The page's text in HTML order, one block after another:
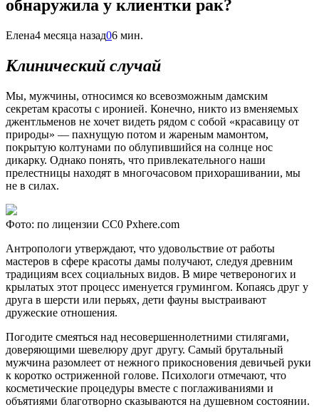
обнаружила у клиентки рак?
Елена4 месяца назад06 мин.
Клинический случай
Мы, мужчины, относимся ко всевозможным дамским
секретам красоты с иронией. Конечно, никто из вменяемых
джентльменов не хочет видеть рядом с собой «красавицу от
природы» — пахнущую потом и жареным мамонтом,
покрытую колтунами по облупившийся на солнце нос
дикарку. Однако понять, что привлекательного наши
прелестницы находят в многочасовом прихорашивании, мы
не в силах.
Фото: по лицензии CC0 Pxhere.com
Антропологи утверждают, что удовольствие от работы
мастеров в сфере красоты дамы получают, следуя древним
традициям всех социальных видов. В мире четвероногих и
крылатых этот процесс именуется грумингом. Копаясь друг у
друга в шерсти или перьях, дети фауны выстраивают
дружеские отношения.
Погодите смеяться над несовершеннолетними стилягами,
доверяющими шевелюру друг другу. Самый брутальный
мужчина разомлеет от нежного прикосновения девичьей руки
к коротко остриженной голове. Психологи отмечают, что
косметические процедуры вместе с поглаживаниями и
объятиями благотворно сказываются на душевном состоянии.